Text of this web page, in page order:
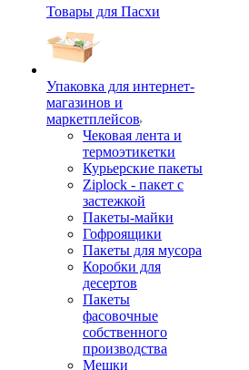
Товары для Пасхи
Упаковка для интернет-
магазинов и
маркетплейсов
Чековая лента и
термоэтикетки
Курьерские пакеты
Ziplock - пакет с
застежкой
Пакеты-майки
Гофроящики
Пакеты для мусора
Коробки для
десертов
Пакеты
фасовочные
собственного
производства
Мешки